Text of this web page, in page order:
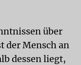
über
der Mensch an
dessen liegt,